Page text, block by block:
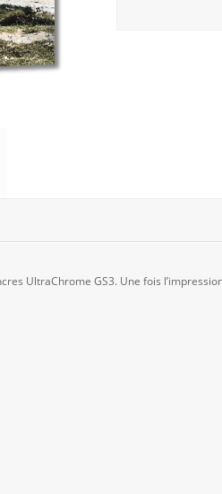
UltraChrome GS3. Une fois